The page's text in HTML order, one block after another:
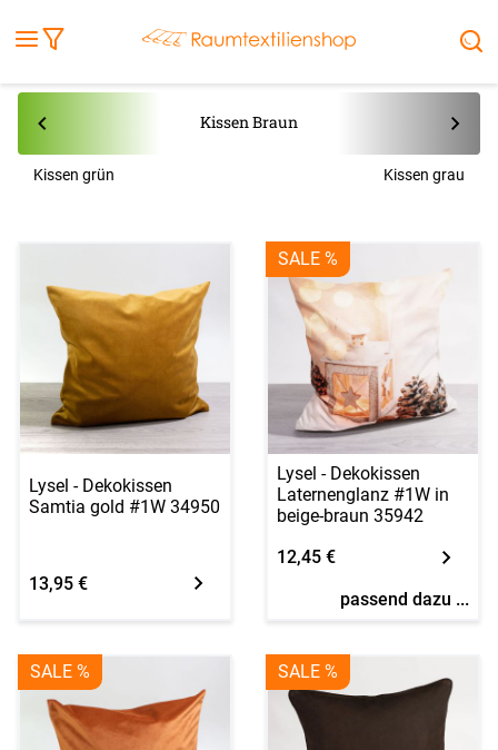
Außenrollo
Stoffe
Markise Sonnensegel
Kissen grün
Kissen Braun
Kissen grau
Lysel - Dekokissen
Samtia gold #1W 34950
13,95 €
SALE %
Lysel - Dekokissen
Laternenglanz #1W in
beige-braun 35942
12,45 €
passend dazu ...
SALE % SALE %